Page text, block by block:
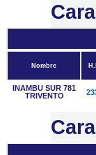
Nombre
INAMBU SUR 781
TRIVENTO